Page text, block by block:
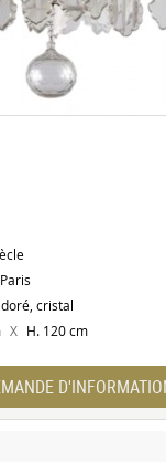
cristal
X H. 120 cm